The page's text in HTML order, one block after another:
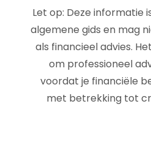
Let op: Deze informatie
algemene gids en mag
als financieel advies.
om professioneel
voordat je financiële
met betrekking tot